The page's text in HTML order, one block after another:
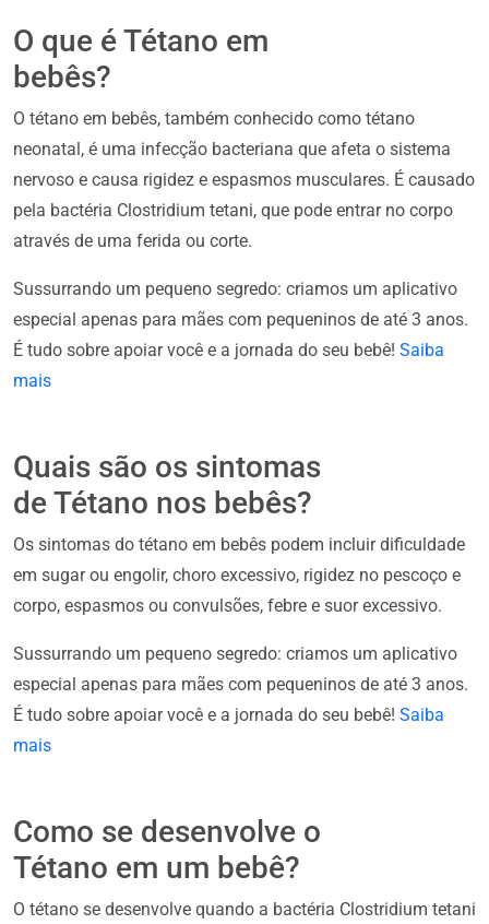
O que é Tétano em
bebês?
O tétano em bebês, também conhecido como tétano
neonatal, é uma infecção bacteriana que afeta o sistema
nervoso e causa rigidez e espasmos musculares. É causado
pela bactéria Clostridium tetani, que pode entrar no corpo
através de uma ferida ou corte.
Sussurrando um pequeno segredo: criamos um aplicativo
especial apenas para mães com pequeninos de até 3 anos.
É tudo sobre apoiar você e a jornada do seu bebê! Saiba
mais
Quais são os sintomas
de Tétano nos bebês?
Os sintomas do tétano em bebês podem incluir dificuldade
em sugar ou engolir, choro excessivo, rigidez no pescoço e
corpo, espasmos ou convulsões, febre e suor excessivo.
Sussurrando um pequeno segredo: criamos um aplicativo
especial apenas para mães com pequeninos de até 3 anos.
É tudo sobre apoiar você e a jornada do seu bebê! Saiba
mais
Como se desenvolve o
Tétano em um bebê?
O tétano se desenvolve quando a bactéria Clostridium tetani